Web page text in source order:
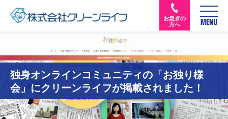
お急ぎの
方へ
MENU
独身オンラインコミュニティの「お独り様
会」にクリーンライフが掲載されました！